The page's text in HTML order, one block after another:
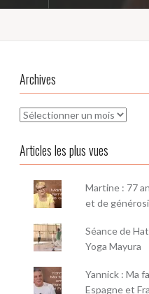
Archives
Archives
Articles les plus vues
Martine : 77
et de
Séance de
Yoga Mayura
Yannick : Ma
Espagne et